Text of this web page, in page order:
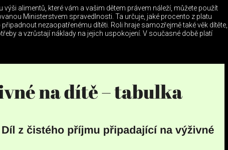
výši alimentů, které vám a vašim dětem právem náleží, můžete použít
Ministerstvem spravedlnosti. Ta určuje, jaké procento z platu
nezaopatřenému dítěti. Roli hraje samozřejmě také věk dítěte,
a vzrůstají náklady na jejich uspokojení. V současné době platí